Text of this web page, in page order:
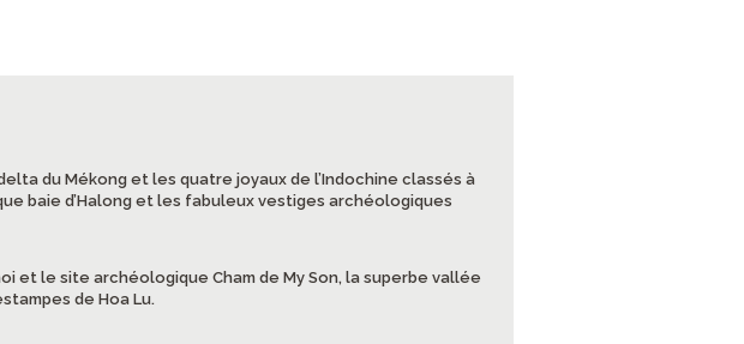
du Mékong et les quatre joyaux de l’Indochine classés à
baie d’Halong et les fabuleux vestiges archéologiques
et le site archéologique Cham de My Son, la superbe vallée
de Hoa Lu.